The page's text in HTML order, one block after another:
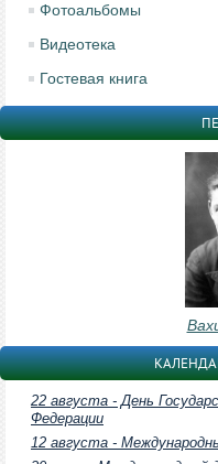
Фотоальбомы
Видеотека
Гостевая книга
22 августа - День
Федерации
12 августа -